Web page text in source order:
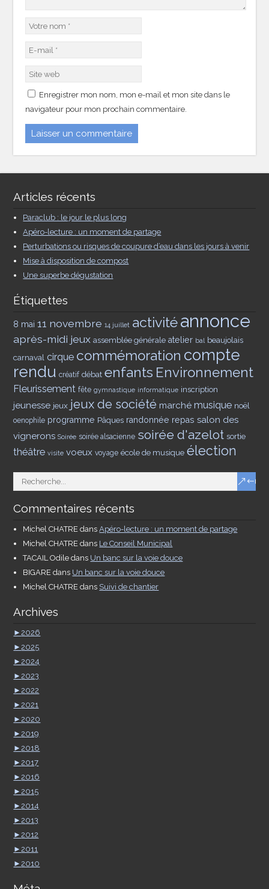
Enregistrer mon nom, mon e-mail et mon site dans le
navigateur pour mon prochain commentaire.
Articles récents
Paraclub : le jour le plus long
Apéro-lecture : un moment de partage
Perturbations ou risques de coupure d’eau dans les jours à venir
Mise à disposition de compost
Une superbe dégustation
Étiquettes
8 mai 11 novembre 14 juillet activitéannonce
après-midi jeux assemblée générale atelier bal beaujolais
carnaval cirque commémoration compte
rendu créatif débat enfants Environnement
Fleurissement fête gymnastique informatique inscription
jeunesse jeux jeux de société marché musique noël
oenophile programme Pâques randonnée repas salon des
vignerons Soirée soirée alsacienne soirée d'azelot sortie
théâtre visite voeux voyage école de musique élection
Commentaires récents
Michel CHATRE dansApéro-lecture : un moment de partage
Michel CHATRE dans Le Conseil Municipal
TACAIL Odile dans Un banc sur la voie douce
BIGARE dans Un banc sur la voie douce
Michel CHATRE dans Suivi de chantier
Archives
►2026
►2025
►2024
►2023
►2022
►2021
►2020
►2019
►2018
►2017
►2016
►2015
►2014
►2013
►2012
►2011
►2010